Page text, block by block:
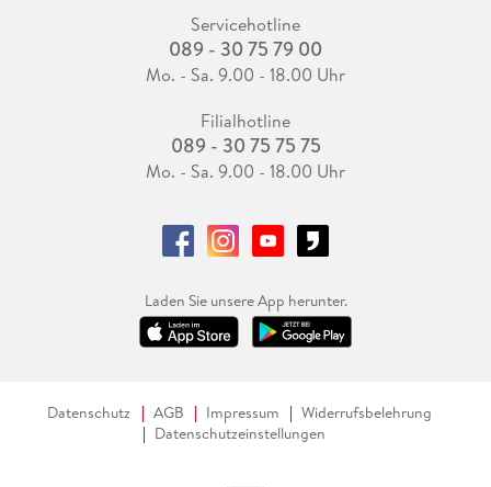
Servicehotline
089 - 30 75 79 00
Mo. - Sa. 9.00 - 18.00 Uhr
Filialhotline
089 - 30 75 75 75
Mo. - Sa. 9.00 - 18.00 Uhr
Laden Sie unsere App herunter.
Datenschutz AGB Impressum
Widerrufsbelehrung
Datenschutzeinstellungen